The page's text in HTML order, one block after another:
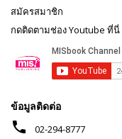
สมัครสมาชิก
กดติดตามช่อง Youtube ที่นี่
ข้อมูลติดต่อ
phone 02-294-8777